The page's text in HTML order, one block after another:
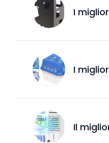
I
I
Il